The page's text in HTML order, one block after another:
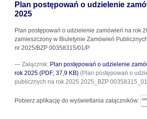
Plan postępowań o udzielenie
2025
Plan postępowań o udzielenie zamówień na rok
zamieszczony w Biuletynie Zamówień
nr 2025/BZP 00358315/01/P
Załącznik: Plan postępowań o udzielenie
rok 2025 (PDF; 37,9 KB) (Plan postępowań o
publicznych na rok 2025 2025_BZP
Pobierz aplikację do wyświetlania załączników: